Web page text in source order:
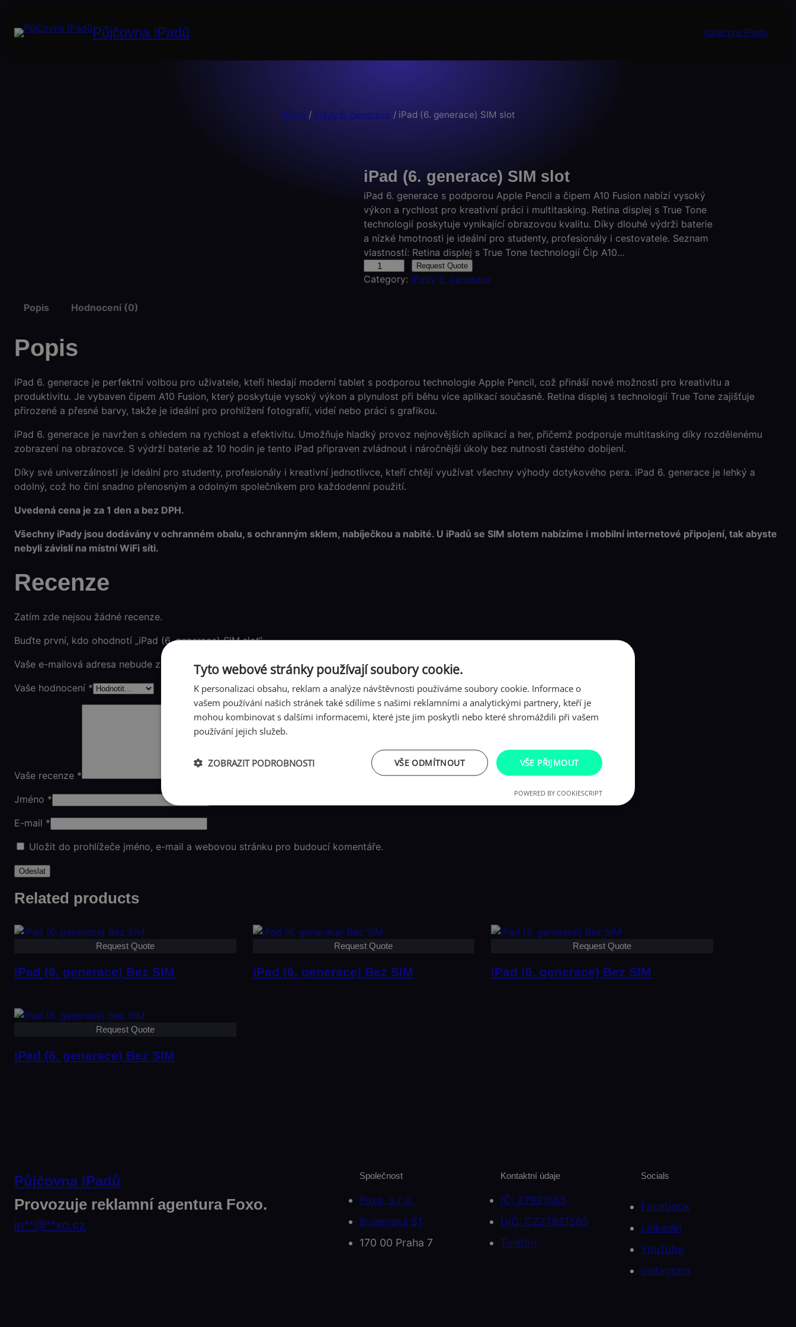
Půjčovna iPadů Volat pro iPady
Domů / iPady 6. generace / iPad (6. generace) SIM slot
iPad (6. generace) SIM slot
iPad 6. generace s podporou Apple Pencil a čipem A10 Fusion nabízí vysoký
výkon a rychlost pro kreativní práci i multitasking. Retina displej s True Tone
technologií poskytuje vynikající obrazovou kvalitu. Díky dlouhé výdrži baterie
a nízké hmotnosti je ideální pro studenty, profesionály i cestovatele. Seznam
vlastností: Retina displej s True Tone technologií Čip A10…
P
e
n
e
a
c
)
S
s
t
v
í
Request Quote
Category: iPady 6. generace
Popis Hodnocení (0)
Popis
iPad 6. generace je perfektní volbou pro uživatele, kteří hledají moderní tablet s podporou technologie Apple Pencil, což přináší nové možnosti pro kreativitu a
produktivitu. Je vybaven čipem A10 Fusion, který poskytuje vysoký výkon a plynulost při běhu více aplikací současně. Retina displej s technologií True Tone zajišťuje
přirozené a přesné barvy, takže je ideální pro prohlížení fotografií, videí nebo práci s grafikou.
iPad 6. generace je navržen s ohledem na rychlost a efektivitu. Umožňuje hladký provoz nejnovějších aplikací a her, přičemž podporuje multitasking díky rozdělenému
zobrazení na obrazovce. S výdrží baterie až 10 hodin je tento iPad připraven zvládnout i náročnější úkoly bez nutnosti častého dobíjení.
Díky své univerzálnosti je ideální pro studenty, profesionály i kreativní jednotlivce, kteří chtějí využívat všechny výhody dotykového pera. iPad 6. generace je lehký a
odolný, což ho činí snadno přenosným a odolným společníkem pro každodenní použití.
Uvedená cena je za 1 den a bez DPH.
Všechny iPady jsou dodávány v ochranném obalu, s ochranným sklem, nabíječkou a nabité. U iPadů se SIM slotem nabízíme i mobilní internetové připojení, tak abyste
nebyli závislí na místní WiFi síti.
Recenze
Zatím zde nejsou žádné recenze.
Buďte první, kdo ohodnotí „iPad (6. generace) SIM slot“
Vaše e-mailová adresa nebude zveřejněna. Vyžadované informace jsou označeny*
Vaše hodnocení *
Vaše recenze *
Jméno *
E-mail *
Uložit do prohlížeče jméno, e-mail a webovou stránku pro budoucí komentáře.
Related products
Request Quote
iPad (6. generace) Bez SIM
Request Quote
iPad (6. generace) Bez SIM
Request Quote
iPad (6. generace) Bez SIM
Request Quote
iPad (6. generace) Bez SIM
Půjčovna iPadů
Provozuje reklamní agentura Foxo.
in**@**xo.cz
Společnost
Foxo, s.r.o.
Bubenská 51
170 00 Praha 7
Kontaktní údaje
IČ: 27921565
DIČ: CZ27921565
Telefon
Socials
Facebook
Linkedin
YouTube
Instagram
Tyto webové stránky používají soubory cookie.
K personalizaci obsahu, reklam a analýze návštěvnosti používáme soubory cookie. Informace o
vašem používání našich stránek také sdílíme s našimi reklamními a analytickými partnery, kteří je
mohou kombinovat s dalšími informacemi, které jste jim poskytli nebo které shromáždili při vašem
používání jejich služeb.
VŠE PŘIJMOUT
VŠE ODMÍTNOUT
ZOBRAZIT PODROBNOSTI
POWERED BY COOKIESCRIPT